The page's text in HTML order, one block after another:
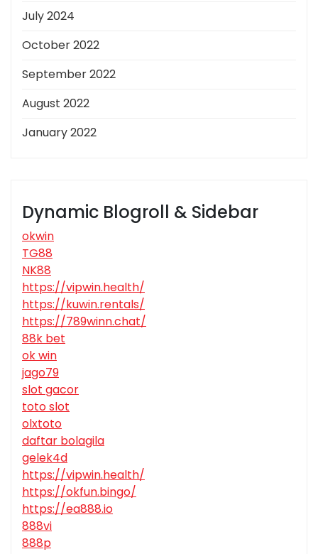
July 2024
October 2022
September 2022
August 2022
January 2022
Dynamic Blogroll & Sidebar
okwin
TG88
NK88
https://vipwin.health/
https://kuwin.rentals/
https://789winn.chat/
88k bet
ok win
jago79
slot gacor
toto slot
olxtoto
daftar bolagila
gelek4d
https://vipwin.health/
https://okfun.bingo/
https://ea888.io
888vi
888p